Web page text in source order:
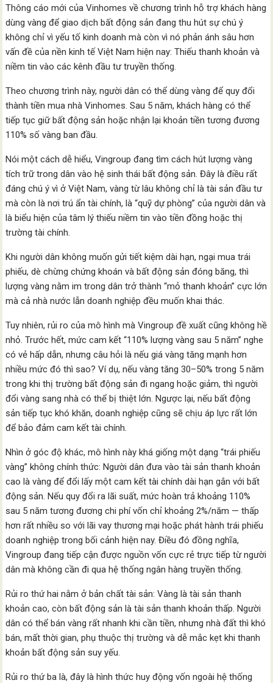
Thông cáo mới của Vinhomes về chương trình hỗ trợ khách hàng
dùng vàng để giao dịch bất động sản đang thu hút sự chú ý
không chỉ vì yếu tố kinh doanh mà còn vì nó phản ánh sâu hơn
vấn đề của nền kinh tế Việt Nam hiện nay: Thiếu thanh khoản và
niềm tin vào các kênh đầu tư truyền thống.
Theo chương trình này, người dân có thể dùng vàng để quy đổi
thành tiền mua nhà Vinhomes. Sau 5 năm, khách hàng có thể
tiếp tục giữ bất động sản hoặc nhận lại khoản tiền tương đương
110% số vàng ban đầu.
Nói một cách dễ hiểu, Vingroup đang tìm cách hút lượng vàng
tích trữ trong dân vào hệ sinh thái bất động sản. Đây là điều rất
đáng chú ý vì ở Việt Nam, vàng từ lâu không chỉ là tài sản đầu tư
mà còn là nơi trú ẩn tài chính, là “quỹ dự phòng” của người dân và
là biểu hiện của tâm lý thiếu niềm tin vào tiền đồng hoặc thị
trường tài chính.
Khi người dân không muốn gửi tiết kiệm dài hạn, ngại mua trái
phiếu, dè chừng chứng khoán và bất động sản đóng băng, thì
lượng vàng nằm im trong dân trở thành “mỏ thanh khoản” cực lớn
mà cả nhà nước lẫn doanh nghiệp đều muốn khai thác.
Tuy nhiên, rủi ro của mô hình mà Vingroup đề xuất cũng không hề
nhỏ. Trước hết, mức cam kết “110% lượng vàng sau 5 năm” nghe
có vẻ hấp dẫn, nhưng câu hỏi là nếu giá vàng tăng mạnh hơn
nhiều mức đó thì sao? Ví dụ, nếu vàng tăng 30–50% trong 5 năm
trong khi thị trường bất động sản đi ngang hoặc giảm, thì người
đổi vàng sang nhà có thể bị thiệt lớn. Ngược lại, nếu bất động
sản tiếp tục khó khăn, doanh nghiệp cũng sẽ chịu áp lực rất lớn
để bảo đảm cam kết tài chính.
Nhìn ở góc độ khác, mô hình này khá giống một dạng “trái phiếu
vàng” không chính thức: Người dân đưa vào tài sản thanh khoản
cao là vàng để đổi lấy một cam kết tài chính dài hạn gắn với bất
động sản. Nếu quy đổi ra lãi suất, mức hoàn trả khoảng 110%
sau 5 năm tương đương chi phí vốn chỉ khoảng 2%/năm — thấp
hơn rất nhiều so với lãi vay thương mại hoặc phát hành trái phiếu
doanh nghiệp trong bối cảnh hiện nay. Điều đó đồng nghĩa,
Vingroup đang tiếp cận được nguồn vốn cực rẻ trực tiếp từ người
dân mà không cần đi qua hệ thống ngân hàng truyền thống.
Rủi ro thứ hai nằm ở bản chất tài sản: Vàng là tài sản thanh
khoản cao, còn bất động sản là tài sản thanh khoản thấp. Người
dân có thể bán vàng rất nhanh khi cần tiền, nhưng nhà đất thì khó
bán, mất thời gian, phụ thuộc thị trường và dễ mắc kẹt khi thanh
khoản bất động sản suy yếu.
Rủi ro thứ ba là, đây là hình thức huy động vốn ngoài hệ thống